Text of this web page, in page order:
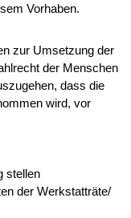
Vorhaben.
zur Umsetzung der
der Menschen
dass die
wird, vor
stellen
der Werkstatträte/